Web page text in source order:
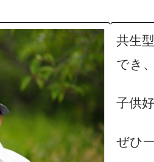
共生
でき
子供
ぜひ